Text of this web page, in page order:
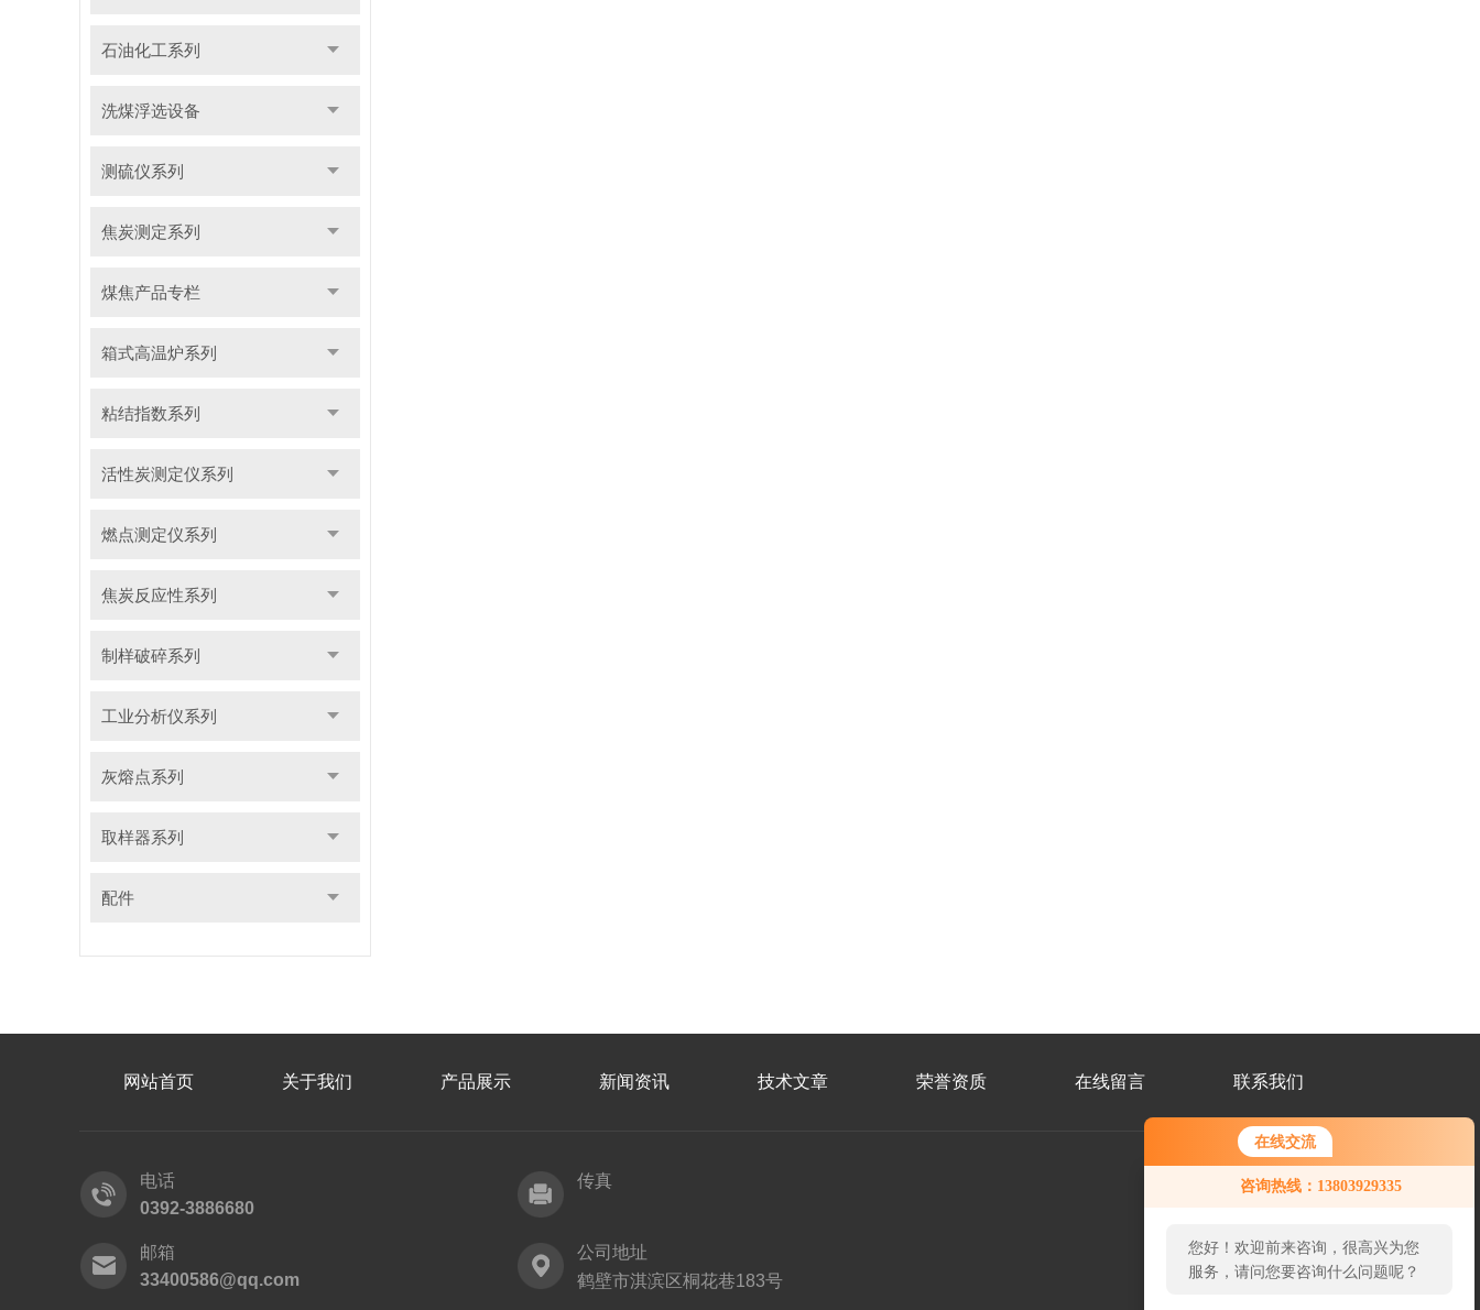
在线交流
咨询热线：13803929335
您好！欢迎前来咨询，很高兴为您
服务，请问您要咨询什么问题呢？
石油化工系列
洗煤浮选设备
测硫仪系列
焦炭测定系列
煤焦产品专栏
箱式高温炉系列
粘结指数系列
活性炭测定仪系列
燃点测定仪系列
焦炭反应性系列
制样破碎系列
工业分析仪系列
灰熔点系列
取样器系列
配件
网站首页 关于我们 产品展示 新闻资讯 技术文章 荣誉资质 在线留言 联系我们
电话
0392-3886680
传真
邮箱
33400586@qq.com
公司地址
鹤壁市淇滨区桐花巷183号
号
二